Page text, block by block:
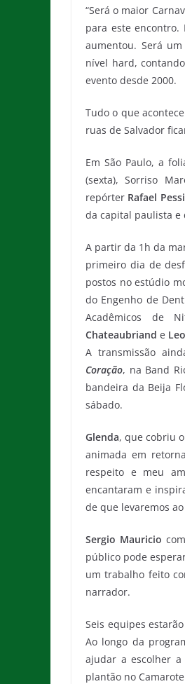
“Será o maior
para este
aumentou. Será
nível hard,
evento desde 2000.
Tudo o que
ruas de Salvador
Em São Paulo, a
(sexta), Sorriso
repórter Rafael
da capital paulista e
A partir da 1h da
primeiro dia de
postos no estúdio
do Engenho de
Acadêmicos de
Chateaubriande
A transmissão
Coração, na Band
bandeira da Beija
sábado.
Glenda, que cobriu
animada em
respeito e meu
encantaram e
de que levaremos
Sergio Mauricio
público pode
um trabalho feito
narrador.
Seis equipes
Ao longo da
ajudar a escolher
plantão no